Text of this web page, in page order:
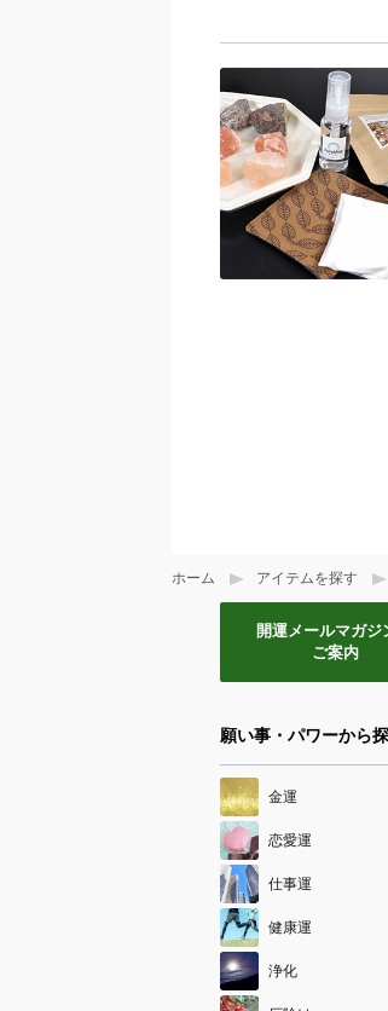
ホーム アイテムを探す
開運メールマガジ
ご案内
願い事・パワーから
金運
恋愛運
仕事運
健康運
浄化